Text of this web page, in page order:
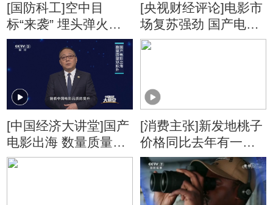
[国防科工]空中目
标“来袭” 埋头弹火炮
如何应对？
[央视财经评论]电影市
场复苏强劲 国产电影
表现突出
[中国经济大讲堂]国产
电影出海 数量质量双
跃升
[消费主张]新发地桃子
价格同比去年有一定
幅度提升